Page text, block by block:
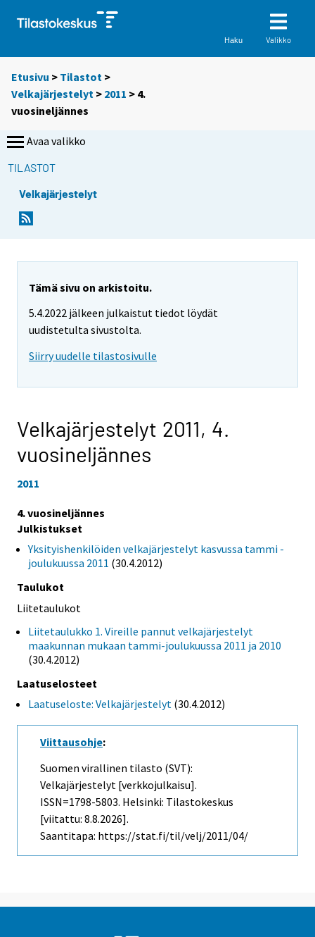
Haku Valikko
Etusivu > Tilastot >
Velkajärjestelyt > 2011 > 4.
vuosineljännes
Avaa valikko
TILASTOT
Velkajärjestelyt
Tämä sivu on arkistoitu.
5.4.2022 jälkeen julkaistut tiedot löydät
uudistetulta sivustolta.
Siirry uudelle tilastosivulle
Velkajärjestelyt 2011, 4.
vuosineljännes
2011
4. vuosineljännes
Julkistukset
Yksityishenkilöiden velkajärjestelyt kasvussa tammi -
joulukuussa 2011 (30.4.2012)
Taulukot
Liitetaulukot
Liitetaulukko 1. Vireille pannut velkajärjestelyt
maakunnan mukaan tammi-joulukuussa 2011 ja 2010
(30.4.2012)
Laatuselosteet
Laatuseloste: Velkajärjestelyt (30.4.2012)
Viittausohje:
Suomen virallinen tilasto (SVT):
Velkajärjestelyt [verkkojulkaisu].
ISSN=1798-5803. Helsinki: Tilastokeskus
[viitattu: 8.8.2026].
Saantitapa: https://stat.fi/til/velj/2011/04/